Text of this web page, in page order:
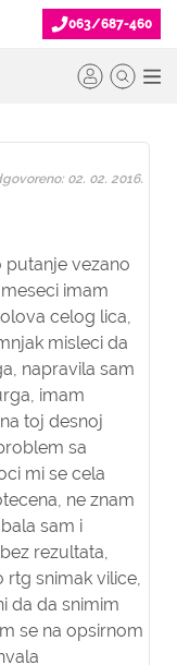
063/687-460
putanje vezano
imam
celog lica,
misleci da
napravila sam
imam
toj desnoj
sa
mi se cela
ne znam
sam i
rezultata,
rtg snimak vilice,
da da snimim
se na opsirnom
02. 02. 2016.